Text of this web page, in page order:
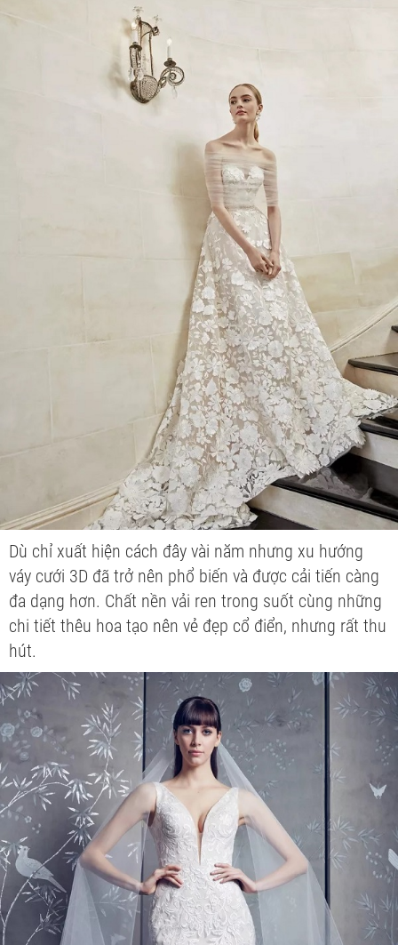
Dù chỉ xuất hiện cách đây vài năm nhưng xu hướng
váy cưới 3D đã trở nên phổ biến và được cải tiến càng
đa dạng hơn. Chất nền vải ren trong suốt cùng những
chi tiết thêu hoa tạo nên vẻ đẹp cổ điển, nhưng rất thu
hút.